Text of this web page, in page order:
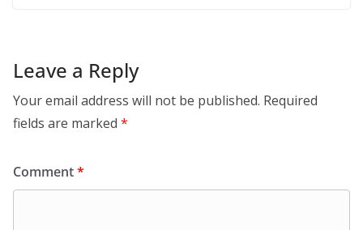
Leave a Reply
Your email address will not be published. Required
fields are marked *
Comment*